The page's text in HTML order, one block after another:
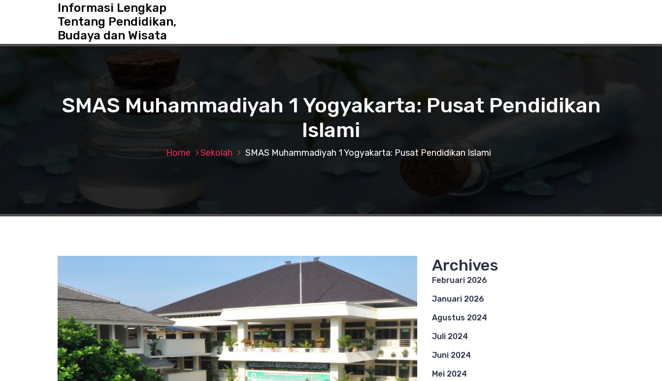
t
Informasi Lengkap
Tentang Pendidikan,
Budaya dan Wisata
SMAS Muhammadiyah 1 Yogyakarta: Pusat Pendidikan
Islami
Home Sekolah SMAS Muhammadiyah 1 Yogyakarta: Pusat Pendidikan Islami
Archives
Februari 2026
Januari 2026
Agustus 2024
Juli 2024
Juni 2024
Mei 2024